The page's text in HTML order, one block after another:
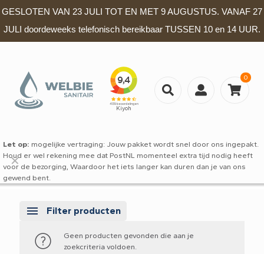
GESLOTEN VAN 23 JULI TOT EN MET 9 AUGUSTUS. VANAF 27
JULI doordeweeks telefonisch bereikbaar TUSSEN 10 en 14 UUR.
0
Let op: mogelijke vertraging: Jouw pakket wordt snel door ons ingepakt.
Houd er wel rekening mee dat PostNL momenteel extra tijd nodig heeft
voor de bezorging, Waardoor het iets langer kan duren dan je van ons
gewend bent.
✕
Filter producten
Geen producten gevonden die aan je
zoekcriteria voldoen.